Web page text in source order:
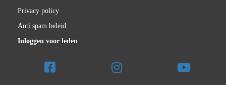
Privacy policy
Anti spam beleid
Inloggen voor leden